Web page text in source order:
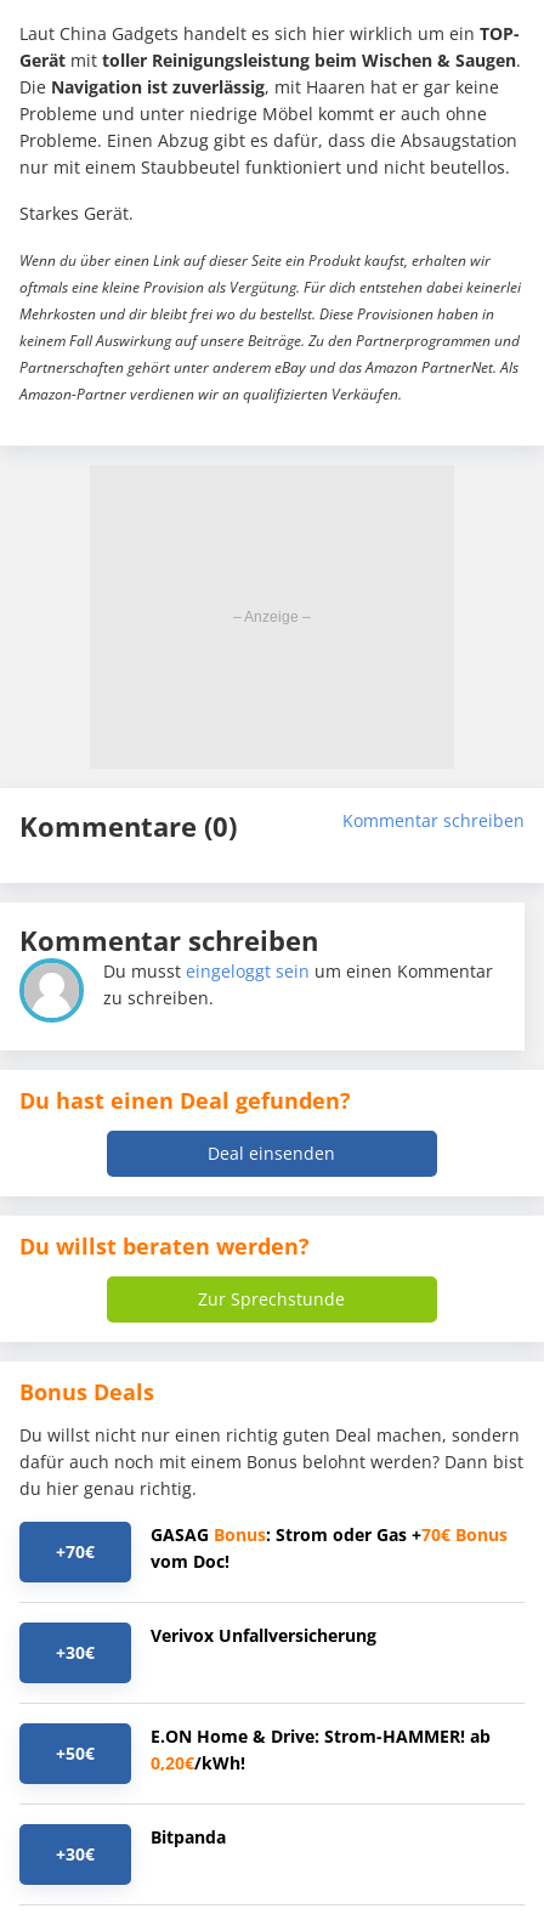
Laut China Gadgets handelt es sich hier wirklich um ein TOP-
Gerät mit toller Reinigungsleistung beim Wischen & Saugen.
Die Navigation ist zuverlässig, mit Haaren hat er gar keine
Probleme und unter niedrige Möbel kommt er auch ohne
Probleme. Einen Abzug gibt es dafür, dass die Absaugstation
nur mit einem Staubbeutel funktioniert und nicht beutellos.
Starkes Gerät.
Wenn du über einen Link auf dieser Seite ein Produkt kaufst, erhalten wir
oftmals eine kleine Provision als Vergütung. Für dich entstehen dabei keinerlei
Mehrkosten und dir bleibt frei wo du bestellst. Diese Provisionen haben in
keinem Fall Auswirkung auf unsere Beiträge. Zu den Partnerprogrammen und
Partnerschaften gehört unter anderem eBay und das Amazon PartnerNet. Als
Amazon-Partner verdienen wir an qualifizierten Verkäufen.
Kommentare (0) Kommentar schreiben
Kommentar schreiben
Du mussteingeloggt sein um einen Kommentar
zu schreiben.
Du hast einen Deal gefunden?
Deal einsenden
Du willst beraten werden?
Zur Sprechstunde
Bonus Deals
Du willst nicht nur einen richtig guten Deal machen, sondern
dafür auch noch mit einem Bonus belohnt werden? Dann bist
du hier genau richtig.
+70€
GASAG Bonus: Strom oder Gas +70€ Bonus
vom Doc!
+30€
Verivox Unfallversicherung
+50€
E.ON Home & Drive: Strom-HAMMER! ab
0,20€/kWh!
+30€
Bitpanda